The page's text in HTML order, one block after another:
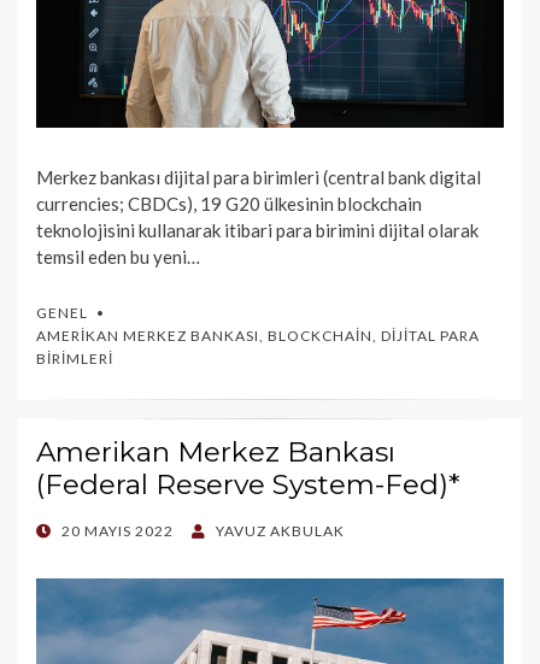
Merkez bankası dijital para birimleri (central bank digital
currencies; CBDCs), 19 G20 ülkesinin blockchain
teknolojisini kullanarak itibari para birimini dijital olarak
temsil eden bu yeni…
GENEL
AMERIKAN MERKEZ BANKASI BLOCKCHAIN DIJITAL PARA
BIRIMLERI
Amerikan Merkez Bankası
(Federal Reserve System-Fed)*
POSTED
20 MAYIS 2022 YAVUZ AKBULAK